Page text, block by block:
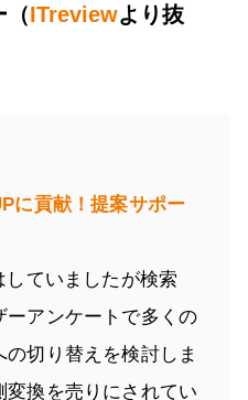
（ITreviewより抜
に貢献！提案サポー
ていましたが検索
ーアンケートで多くの
切り替えを検討しま
変換を売りにされてい